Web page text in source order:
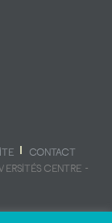
CONTACT
CENTRE -